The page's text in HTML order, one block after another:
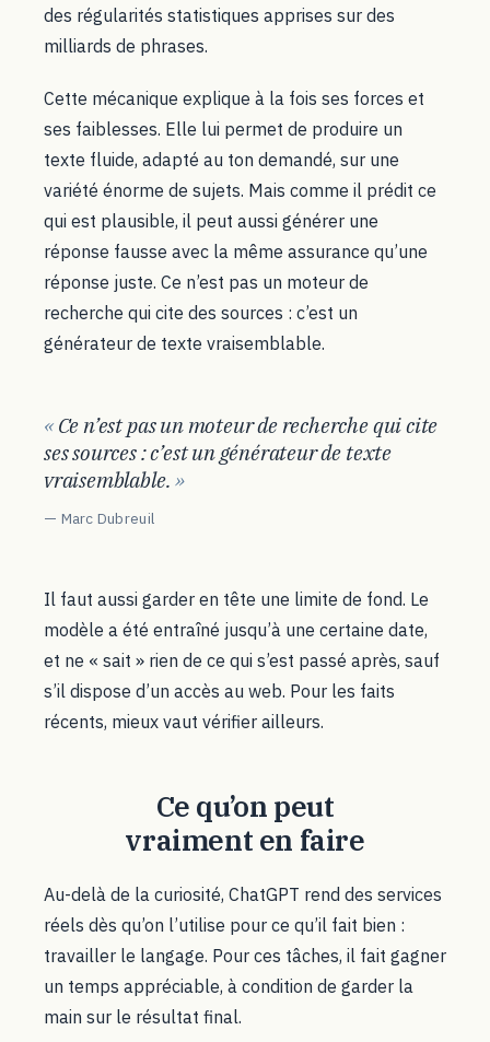
des régularités statistiques apprises sur des
milliards de phrases.
Cette mécanique explique à la fois ses forces et
ses faiblesses. Elle lui permet de produire un
texte fluide, adapté au ton demandé, sur une
variété énorme de sujets. Mais comme il prédit ce
qui est plausible, il peut aussi générer une
réponse fausse avec la même assurance qu’une
réponse juste. Ce n’est pas un moteur de
recherche qui cite des sources : c’est un
générateur de texte vraisemblable.
Ce n’est pas un moteur de recherche qui cite
ses sources : c’est un générateur de texte
vraisemblable.
Marc Dubreuil
Il faut aussi garder en tête une limite de fond. Le
modèle a été entraîné jusqu’à une certaine date,
et ne « sait » rien de ce qui s’est passé après, sauf
s’il dispose d’un accès au web. Pour les faits
récents, mieux vaut vérifier ailleurs.
Ce qu’on peut
vraiment en faire
Au-delà de la curiosité, ChatGPT rend des services
réels dès qu’on l’utilise pour ce qu’il fait bien :
travailler le langage. Pour ces tâches, il fait gagner
un temps appréciable, à condition de garder la
main sur le résultat final.